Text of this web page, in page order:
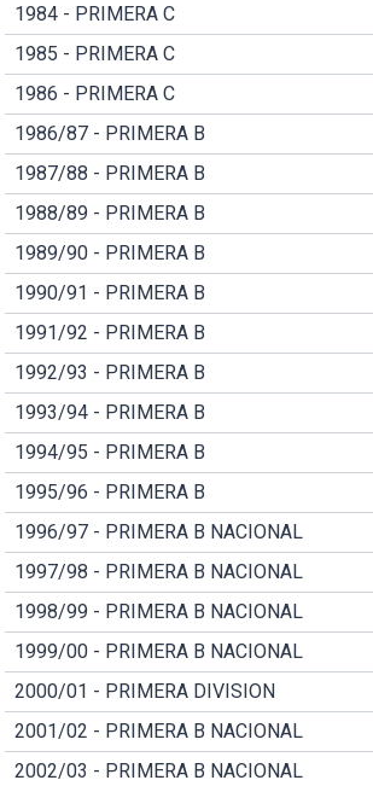
1984 - PRIMERA C
1985 - PRIMERA C
1986 - PRIMERA C
1986/87 - PRIMERA B
1987/88 - PRIMERA B
1988/89 - PRIMERA B
1989/90 - PRIMERA B
1990/91 - PRIMERA B
1991/92 - PRIMERA B
1992/93 - PRIMERA B
1993/94 - PRIMERA B
1994/95 - PRIMERA B
1995/96 - PRIMERA B
1996/97 - PRIMERA B NACIONAL
1997/98 - PRIMERA B NACIONAL
1998/99 - PRIMERA B NACIONAL
1999/00 - PRIMERA B NACIONAL
2000/01 - PRIMERA DIVISION
2001/02 - PRIMERA B NACIONAL
2002/03 - PRIMERA B NACIONAL